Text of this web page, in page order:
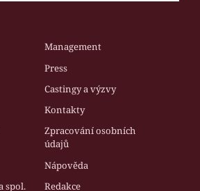
Management
Press
Castingy a výzvy
Kontakty
Zpracování osobních
údajů
Nápověda
spol.
Redakce